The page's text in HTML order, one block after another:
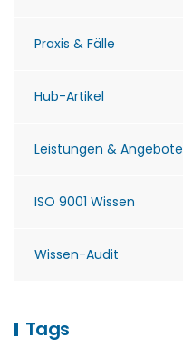
Praxis & Fälle
Hub-Artikel
Leistungen & Angebote
ISO 9001 Wissen
Wissen-Audit
Tags